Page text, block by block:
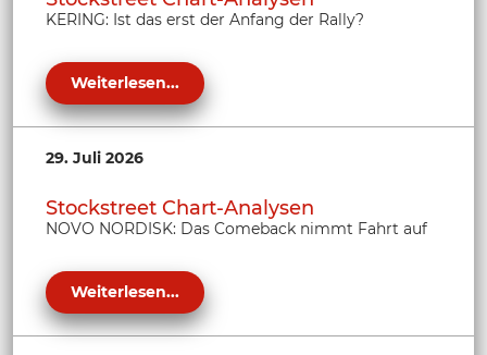
KERING: Ist das erst der Anfang der Rally?
Weiterlesen...
29. Juli 2026
Stockstreet Chart-Analysen
NOVO NORDISK: Das Comeback nimmt Fahrt auf
Weiterlesen...